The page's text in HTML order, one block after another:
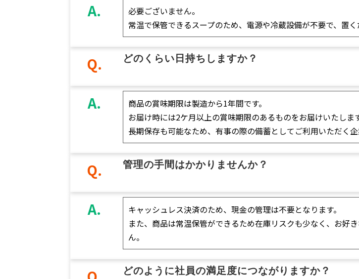
A.
必要ございません。
常温で保管できるスープのため、電源や冷蔵設備が不要で、置く
Q. どのくらい日持ちしますか？
A.
商品の賞味期限は製造から1年間です。
お届け時には2ケ月以上の賞味期限のあるものをお届けいたします
長期保存も可能なため、有事の際の備蓄としてご利用いただく企
Q. 管理の手間はかかりませんか？
A.
キャッシュレス決済のため、現金の管理は不要となります。
また、商品は常温保管ができるため在庫リスクも少なく、お好
ん。
どのように社員の満足度につながりますか？